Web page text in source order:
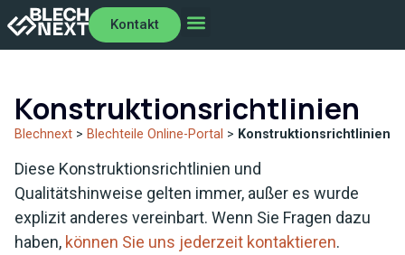
Kontakt
Konstruktionsrichtlinien
Blechnext > Blechteile Online-Portal > Konstruktionsrichtlinien
Diese Konstruktionsrichtlinien und
Qualitätshinweise gelten immer, außer es wurde
explizit anderes vereinbart. Wenn Sie Fragen dazu
haben, können Sie uns jederzeit kontaktieren.